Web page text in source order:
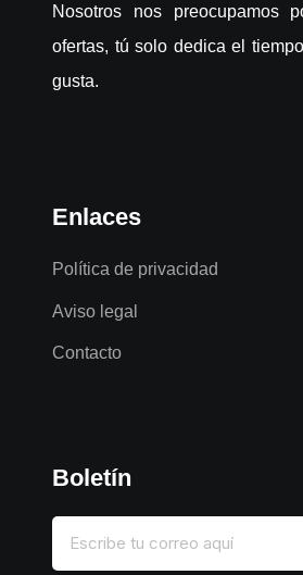
Nosotros nos preocupamos
ofertas, tú solo dedica el
gusta.
Enlaces
Política de privacidad
Aviso legal
Contacto
Boletín